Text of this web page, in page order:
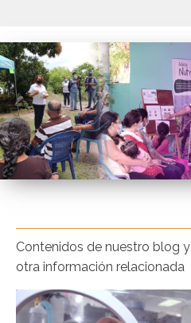
Contenidos de nuestro blog y
otra información relacionada